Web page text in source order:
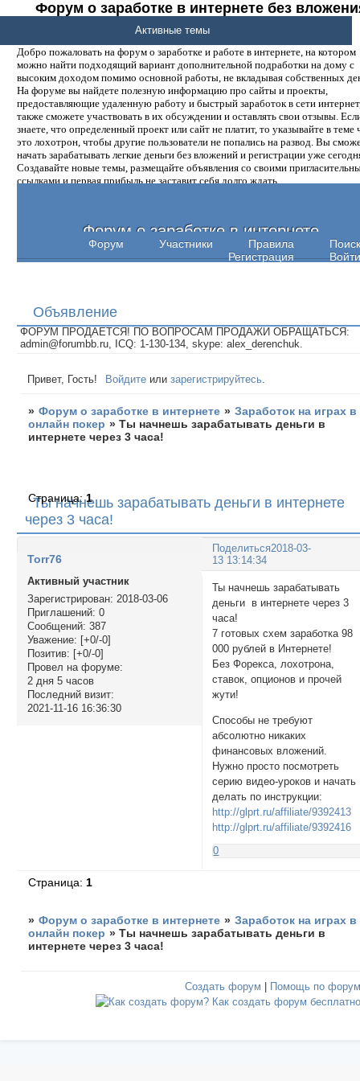
Форум о заработке в интернете без
денег.
Добро пожаловать на форум о заработке и работе в интернете, на котором
можно найти подходящий вариант дополнительной подработки на дому с
высоким доходом помимо основной работы, не вкладывая собственных
На форуме вы найдете полезную информацию про сайты и проекты,
предоставляющие удаленную работу и быстрый заработок в сети
также сможете участвовать в их обсуждении и оставлять свои отзывы.
знаете, что определенный проект или сайт не платит, то указывайте в теме
это лохотрон, чтобы другие пользователи не попались на развод. Вы
начать зарабатывать легкие деньги без вложений и регистрации уже
Создавайте новые темы, размещайте объявления со своими
ссылками и первая прибыль не заставит себя долго ждать.
Форум о заработке в интернете
Форум Участники Правила
Поиск
Регистрация
Войти
Активные темы
Объявление
ФОРУМ ПРОДАЕТСЯ! ПО ВОПРОСАМ ПРОДАЖИ ОБРАЩАТЬСЯ:
admin@forumbb.ru, ICQ: 1-130-134, skype: alex_derenchuk.
Привет, Гость! Войдите илизарегистрируйтесь
» Форум о заработке в интернете » Заработок на играх в
онлайн покер »Ты начнешь зарабатывать деньги в
интернете через 3 часа!
Ты начнешь зарабатывать деньги в интернете
через 3 часа!
Страница:1
Поделиться2018-03-
13 13:14:34
Torr76
Активный участник
Зарегистрирован: 2018-03-06
Приглашений: 0
Сообщений: 387
Уважение: [+0/-0]
Позитив: [+0/-0]
Провел на форуме:
2 дня 5 часов
Последний визит:
2021-11-16 16:36:30
Ты начнешь зарабатывать
деньги в интернете через 3
часа!
7 готовых схем заработка 98
000 рублей в Интернете!
Без Форекса, лохотрона,
ставок, опционов и прочей
жути!
Способы не требуют
абсолютно никаких
финансовых вложений.
Нужно просто посмотреть
серию видео-уроков и начать
делать по инструкции:
http://glprt.ru/affiliate/9392413
http://glprt.ru/affiliate/9392416
0
Страница: 1
» Форум о заработке в интернете » Заработок на играх в
онлайн покер »Ты начнешь зарабатывать деньги в
интернете через 3 часа!
Создать форум Помощь по